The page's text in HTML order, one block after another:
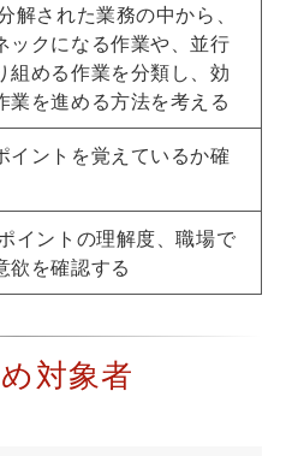
解された業務の中から、
ックになる作業や、並行
組める作業を分類し、効
業を進める方法を考える
イントを覚えているか確
イントの理解度、職場で
欲を確認する
対象者